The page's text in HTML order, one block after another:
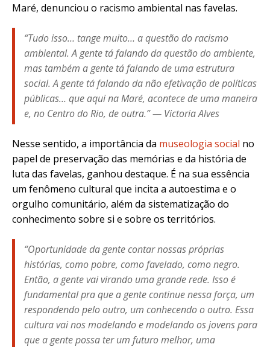
Maré, denunciou o racismo ambiental nas favelas.
“Tudo isso… tange muito… a questão do racismo
ambiental. A gente tá falando da questão do ambiente,
mas também a gente tá falando de uma estrutura
social. A gente tá falando da não efetivação de políticas
públicas… que aqui na Maré, acontece de uma maneira
e, no Centro do Rio, de outra.” — Victoria Alves
Nesse sentido, a importância da museologia social no
papel de preservação das memórias e da história de
luta das favelas, ganhou destaque. É na sua essência
um fenômeno cultural que incita a autoestima e o
orgulho comunitário, além da sistematização do
conhecimento sobre si e sobre os territórios.
“Oportunidade da gente contar nossas próprias
histórias, como pobre, como favelado, como negro.
Então, a gente vai virando uma grande rede. Isso é
fundamental pra que a gente continue nessa força, um
respondendo pelo outro, um conhecendo o outro. Essa
cultura vai nos modelando e modelando os jovens para
que a gente possa ter um futuro melhor, uma